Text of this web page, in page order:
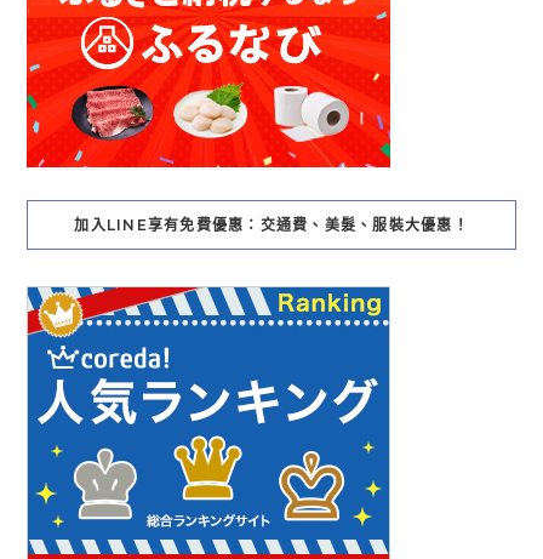
加入LINE享有免費優惠：交通費、美髮、服裝大優惠！